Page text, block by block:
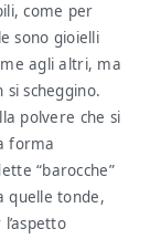
come per
sono gioielli
agli altri, ma
scheggino.
polvere che si
forma
“barocche”
quelle tonde,